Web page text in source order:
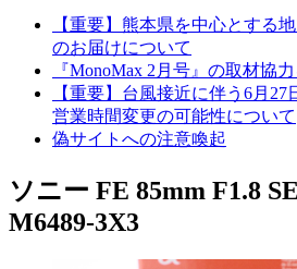
【重要】熊本県を中心とする
のお届けについて
『MonoMax 2月号』の取材協
【重要】台風接近に伴う6月
営業時間変更の可能性について
偽サイトへの注意喚起
ソニー FE 85mm F1.8
M6489-3X3